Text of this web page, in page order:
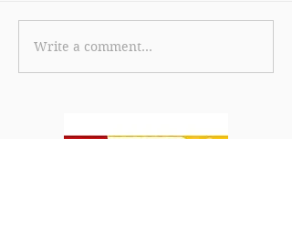
【INITIAL 優惠】購買5件
享額外6折 購買4件享額外
Write a comment...